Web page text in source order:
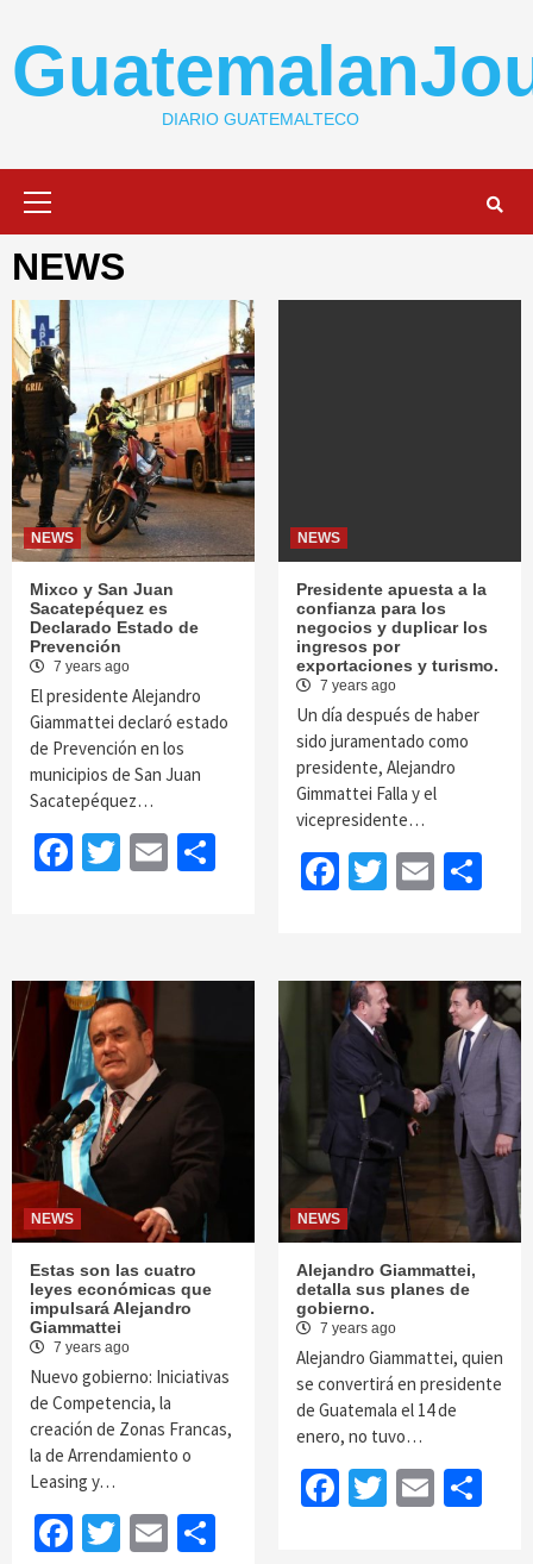
content
DIARIO GUATEMALTECO
NEWS
NEWS
Mixco y San Juan
Sacatepéquez es
Declarado Estado de
Prevención
7 years ago
El presidente Alejandro
Giammattei declaró estado
de Prevención en los
municipios de San Juan
Sacatepéquez…
Facebook
Twitter
EmailShare
NEWS
Presidente apuesta a la
confianza para los
negocios y duplicar los
ingresos por
exportaciones y turismo.
7 years ago
Un día después de haber
sido juramentado como
presidente, Alejandro
Gimmattei Falla y el
vicepresidente…
Facebook
Twitter
Email
NEWS
Estas son las cuatro
leyes económicas que
impulsará Alejandro
Giammattei
7 years ago
Nuevo gobierno: Iniciativas
de Competencia, la
creación de Zonas Francas,
la de Arrendamiento o
Leasing y…
Facebook
Twitter
Email
NEWS
Alejandro Giammattei,
detalla sus planes de
gobierno.
7 years ago
Alejandro Giammattei, quien
se convertirá en presidente
de Guatemala el 14 de
enero, no tuvo…
Facebook
Twitter
Email